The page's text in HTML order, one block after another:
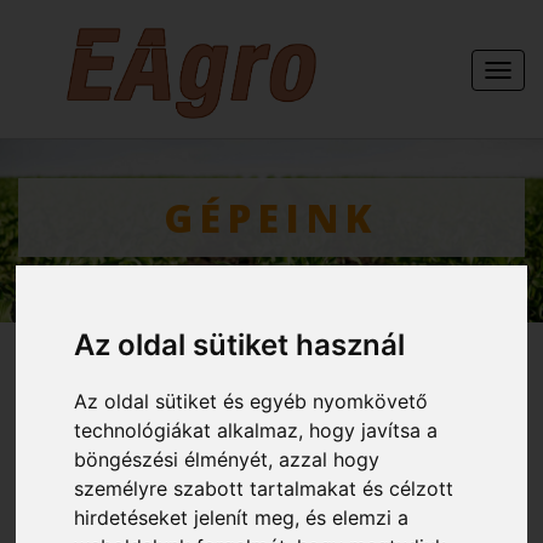
Az oldal sütiket használ
Az oldal sütiket és egyéb nyomkövető
technológiákat alkalmaz, hogy javítsa a
böngészési élményét, azzal hogy
személyre szabott tartalmakat és célzott
hirdetéseket jelenít meg, és elemzi a
GÉPEINK
KERTITOX MASTER LINE
3000 liter - 28 FG - 7